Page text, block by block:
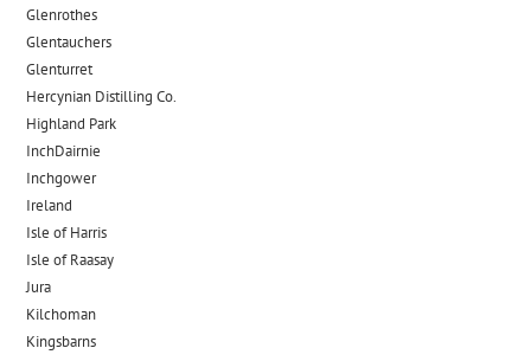
Glenrothes
Glentauchers
Glenturret
Hercynian Distilling Co.
Highland Park
InchDairnie
Inchgower
Ireland
Isle of Harris
Isle of Raasay
Jura
Kilchoman
Kingsbarns